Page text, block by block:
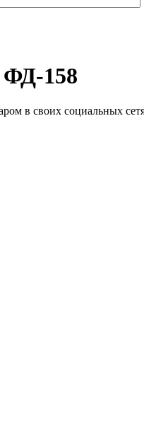
158
в своих социальных